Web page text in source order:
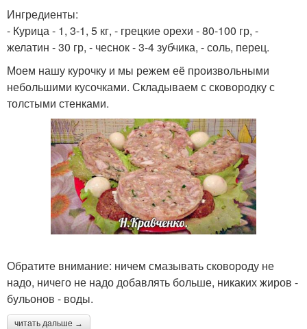
Ингредиенты:
- Курица - 1, 3-1, 5 кг, - грецкие орехи - 80-100 гр, -
желатин - 30 гр, - чеснок - 3-4 зубчика, - соль, перец.
Моем нашу курочку и мы режем её произвольными
небольшими кусочками. Складываем с сковородку с
толстыми стенками.
Обратите внимание: ничем смазывать сковороду не
надо, ничего не надо добавлять больше, никаких жиров -
бульонов - воды.
читать дальше →